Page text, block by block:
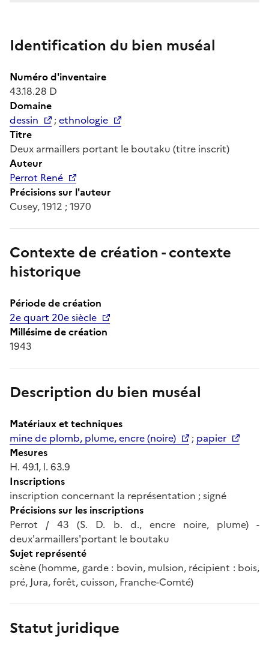
Identification du bien muséal
Numéro d'inventaire
43.18.28 D
Domaine
dessin
;ethnologie
Titre
Deux armaillers portant le boutaku (titre inscrit)
Auteur
Perrot René
Précisions sur l'auteur
Cusey, 1912 ; 1970
Contexte de création - contexte
historique
Période de création
2e quart 20e siècle
Millésime de création
1943
Description du bien muséal
Matériaux et techniques
mine de plomb, plume, encre (noire)
; papier
Mesures
H. 49.1, l. 63.9
Inscriptions
inscription concernant la représentation ; signé
Précisions sur les inscriptions
Perrot / 43 (S. D. b. d., encre noire, plume) -
deux'armaillers'portant le boutaku
Sujet représenté
scène (homme, garde : bovin, mulsion, récipient : bois,
pré, Jura, forêt, cuisson, Franche-Comté)
Statut juridique